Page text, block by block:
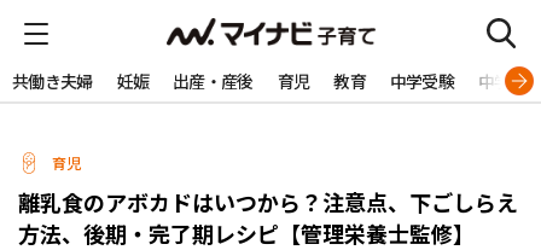
共働き夫婦 妊娠 出産・産後 育児 教育 中学受験 中学生
育児
離乳食のアボカドはいつから？注意点、下ごしらえ
方法、後期・完了期レシピ【管理栄養士監修】